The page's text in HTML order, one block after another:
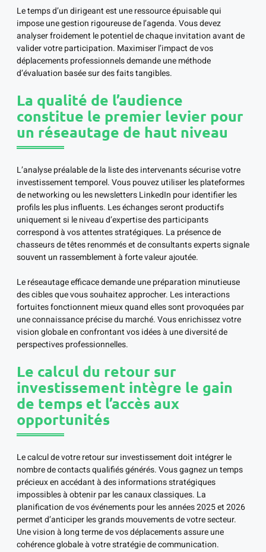
Le temps d’un dirigeant est une ressource épuisable qui
impose une gestion rigoureuse de l’agenda. Vous devez
analyser froidement le potentiel de chaque invitation avant de
valider votre participation. Maximiser l’impact de vos
déplacements professionnels demande une méthode
d’évaluation basée sur des faits tangibles.
La qualité de l’audience
constitue le premier levier pour
un réseautage de haut niveau
L’analyse préalable de la liste des intervenants sécurise votre
investissement temporel. Vous pouvez utiliser les plateformes
de networking ou les newsletters LinkedIn pour identifier les
profils les plus influents. Les échanges seront productifs
uniquement si le niveau d’expertise des participants
correspond à vos attentes stratégiques. La présence de
chasseurs de têtes renommés et de consultants experts signale
souvent un rassemblement à forte valeur ajoutée.
Le réseautage efficace demande une préparation minutieuse
des cibles que vous souhaitez approcher. Les interactions
fortuites fonctionnent mieux quand elles sont provoquées par
une connaissance précise du marché. Vous enrichissez votre
vision globale en confrontant vos idées à une diversité de
perspectives professionnelles.
Le calcul du retour sur
investissement intègre le gain
de temps et l’accès aux
opportunités
Le calcul de votre retour sur investissement doit intégrer le
nombre de contacts qualifiés générés. Vous gagnez un temps
précieux en accédant à des informations stratégiques
impossibles à obtenir par les canaux classiques. La
planification de vos événements pour les années 2025 et 2026
permet d’anticiper les grands mouvements de votre secteur.
Une vision à long terme de vos déplacements assure une
cohérence globale à votre stratégie de communication.